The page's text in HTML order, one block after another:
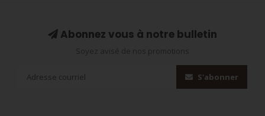
Abonnez vous à notre bulletin
S'abonner